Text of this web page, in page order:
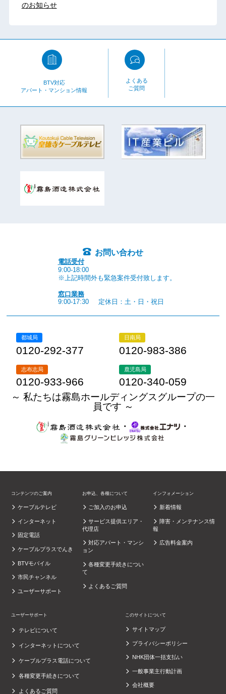
のお知らせ
BTV対応
アパート・マンション情報
よくある
ご質問
お問い合わせ
電話受付
9:00-18:00
※上記時間外も緊急案件受付致します。
窓口業務
9:00-17:30
定休日：土・日・祝日
都城局
0120-292-377
日南局
0120-983-386
志布志局
0120-933-966
鹿児島局
0120-340-059
～ 私たちは霧島ホールディングスグループの一
員です ～
・
・
コンテンツのご案内
ケーブルテレビ
インターネット
固定電話
ケーブルプラスでんき
BTVモバイル
市民チャンネル
ユーザーサポート
お申込、各種について
ご加入のお申込
サービス提供エリア・
代理店
対応アパート・マンシ
ョン
各種変更手続きについ
て
よくあるご質問
インフォメーション
新着情報
障害・メンテナンス情
報
広告料金案内
ユーザーサポート
テレビについて
インターネットについて
ケーブルプラス電話について
各種変更手続きについて
よくあるご質問
このサイトについて
サイトマップ
プライバシーポリシー
NHK団体一括支払い
一般事業主行動計画
会社概要